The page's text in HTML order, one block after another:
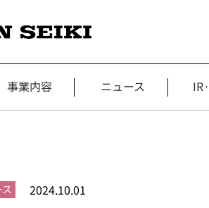
事業内容 ニュース
2024.10.01